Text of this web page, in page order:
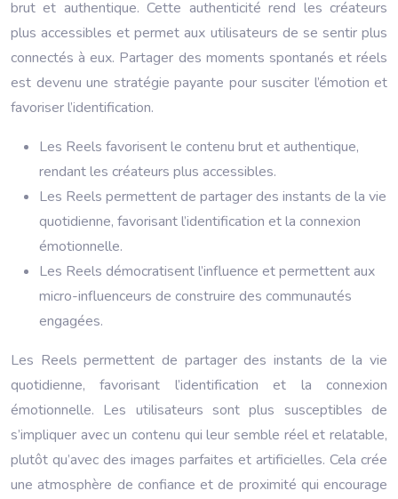
brut et authentique. Cette authenticité rend les créateurs
plus accessibles et permet aux utilisateurs de se sentir plus
connectés à eux. Partager des moments spontanés et réels
est devenu une stratégie payante pour susciter l’émotion et
favoriser l’identification.
Les Reels favorisent le contenu brut et authentique,
rendant les créateurs plus accessibles.
Les Reels permettent de partager des instants de la vie
quotidienne, favorisant l’identification et la connexion
émotionnelle.
Les Reels démocratisent l’influence et permettent aux
micro-influenceurs de construire des communautés
engagées.
Les Reels permettent de partager des instants de la vie
quotidienne, favorisant l’identification et la connexion
émotionnelle. Les utilisateurs sont plus susceptibles de
s’impliquer avec un contenu qui leur semble réel et relatable,
plutôt qu’avec des images parfaites et artificielles. Cela crée
une atmosphère de confiance et de proximité qui encourage